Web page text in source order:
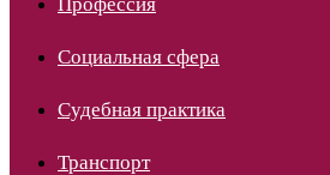
Социальная сфера
Судебная практика
Транспорт